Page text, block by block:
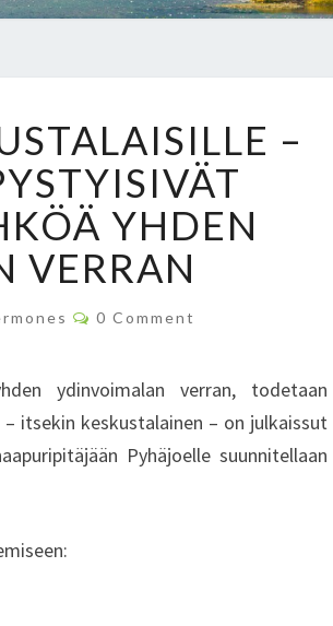
–
YHDEN
VERRAN
C
O
N
S
0 Comment
ydinvoimalan verran, todetaan
itsekin keskustalainen – on julkaissut
Pyhäjoelle suunnitellaan